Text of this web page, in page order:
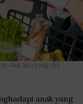
dan apa yang dia
anak yang